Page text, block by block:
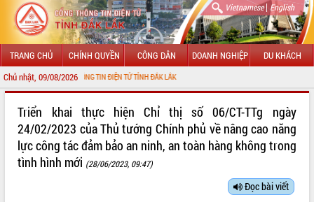
Vietnamese| English
TRANG CHỦ CHÍNH QUYỀN CÔNG DÂN DOANH NGHIỆP DU KHÁCH
Chủ nhật, 09/08/2026
TIN ĐIỆN TỬ TỈNH ĐẮK LẮK
LÃNH ĐẠO UBND TỈNH
TIN TỨC SỰ KIỆN
Triển khai thực hiện Chỉ thị số 06/CT-TTg ngày
24/02/2023 của Thủ tướng Chính phủ về nâng cao năng
lực công tác đảm bảo an ninh, an toàn hàng không trong
tình hình mới (28/06/2023, 09:47)
Đọc bài viết